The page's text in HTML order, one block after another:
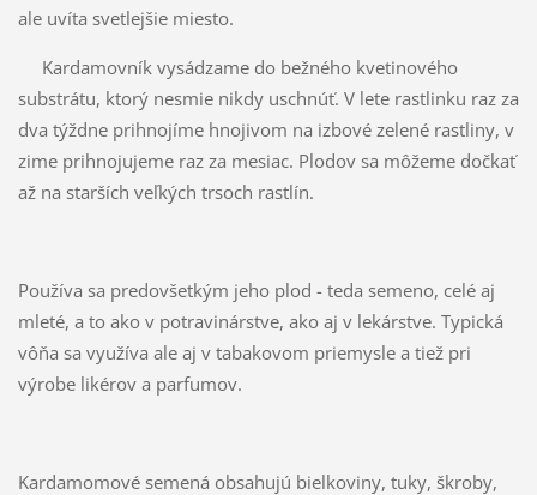
ale uvíta svetlejšie miesto.
Kardamovník vysádzame do bežného kvetinového
substrátu, ktorý nesmie nikdy uschnúť. V lete rastlinku raz za
dva týždne prihnojíme hnojivom na izbové zelené rastliny, v
zime prihnojujeme raz za mesiac. Plodov sa môžeme dočkať
až na starších veľkých trsoch rastlín.
Používa sa predovšetkým jeho plod - teda semeno, celé aj
mleté, a to ako v potravinárstve, ako aj v lekárstve. Typická
vôňa sa využíva ale aj v tabakovom priemysle a tiež pri
výrobe likérov a parfumov.
Kardamomové semená obsahujú bielkoviny, tuky, škroby,